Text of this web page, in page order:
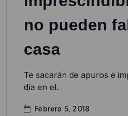
no pueden
casa
Te sacarán de apuros e
día en el.
Febrero 5, 2018